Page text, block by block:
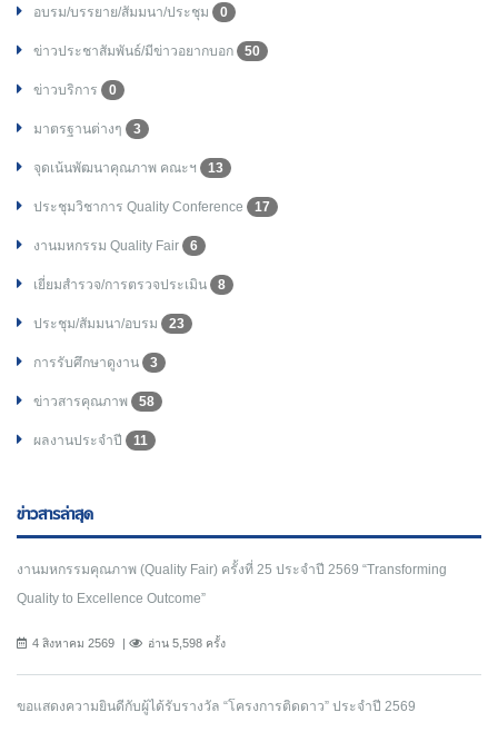
อบรม/บรรยาย/สัมมนา/ประชุม 0
ข่าวประชาสัมพันธ์/มีข่าวอยากบอก 50
ข่าวบริการ 0
มาตรฐานต่างๆ 3
จุดเน้นพัฒนาคุณภาพ คณะฯ 13
ประชุมวิชาการ Quality Conference 17
งานมหกรรม Quality Fair 6
เยี่ยมสำรวจ/การตรวจประเมิน 8
ประชุม/สัมมนา/อบรม 23
การรับศึกษาดูงาน 3
ข่าวสารคุณภาพ 58
ผลงานประจำปี 11
ข่าวสารล่าสุด
งานมหกรรมคุณภาพ (Quality Fair) ครั้งที่ 25 ประจำปี 2569 “Transforming
Quality to Excellence Outcome”
4 สิงหาคม 2569 อ่าน 5,598 ครั้ง
ขอแสดงความยินดีกับผู้ได้รับรางวัล “โครงการติดดาว” ประจำปี 2569